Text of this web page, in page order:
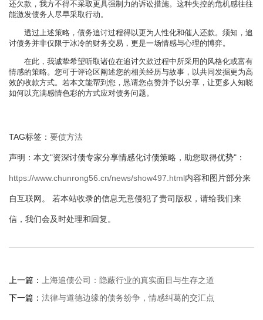
还欠款，我方不得不采取更具强制力的诉讼措施。这种失控的危机感往往
能激发债务人尽早采取行动。
透过上述策略，债务追讨过程得以更为人性化和催人还款。须知，追
讨债务并非仅限于冰冷的财务交易，更是一场情感与心理的博弈。
在此，我诚挚希望听取诸位在追讨欠款过程中所采用的风格化或富有
情感的策略。您可于评论区阐述您的相关经历与故事，以共同发掘更为高
效的收款方式。若本文能帮到您，恳请您点赞并予以分享，让更多人知晓
如何以充满感情色彩的方式应对债务问题。
TAG标签： 要债方法
声明：本文"资深讨债专家分享情感化讨债策略，助您取得优势"：
https://www.chunrong56.cn/news/show497.html内容和图片部分来
自互联网。 若本站收录的信息无意侵犯了贵司版权，请给我们来
信，我们会及时处理和回复。
上一篇： 上海追债公司：隐蔽行业的真实面目与生存之道
下一篇： 法律与道德边缘的债务纷争，情感纠葛的交汇点